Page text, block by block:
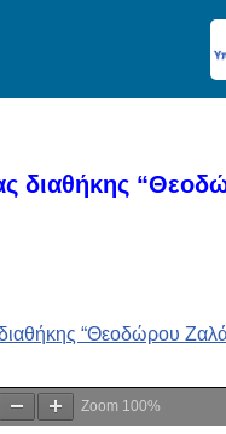
διαθήκης
“Θεοδώρου
Zoom 100%